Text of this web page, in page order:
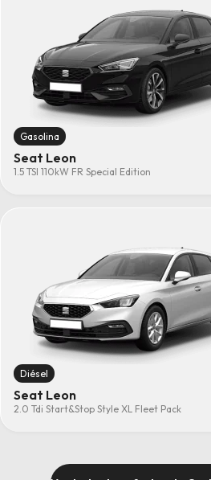
Gasolina
Seat Leon
1.5 TSI 110kW FR Special Edition
Diésel
Seat Leon
2.0 Tdi Start&Stop Style XL Fleet Pack